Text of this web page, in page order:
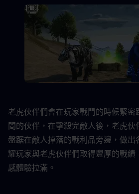
老虎伙伴們會在玩家戰鬥的時候緊
間的伙伴，在擊殺完敵人後，老虎伙
盤踞在敵人掉落的戰利品旁邊，做
耀玩家與老虎伙伴們取得豐厚的戰績
感體驗拉滿。​